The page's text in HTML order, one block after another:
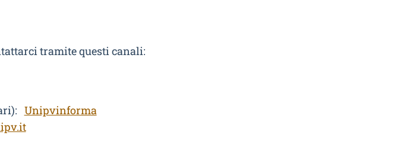
tramite questi canali:
Unipvinforma